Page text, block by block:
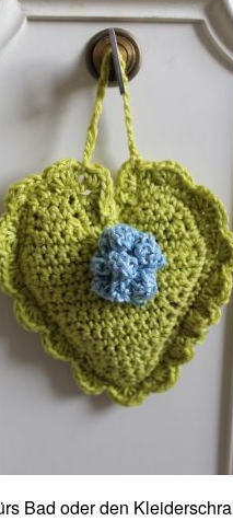
Bad oder den